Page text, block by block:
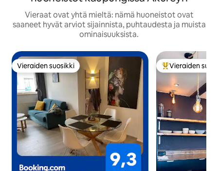
Vieraat ovat yhtä mieltä: nämä huoneistot ovat
saaneet hyvät arviot sijainnista, puhtaudesta ja muista
ominaisuuksista.
Vieraiden suosikki
Vieraiden suosikki Vieraiden
Vieraiden